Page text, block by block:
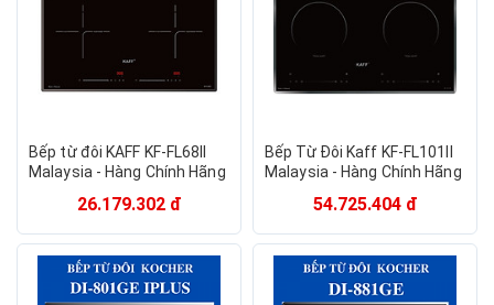
Bếp từ đôi KAFF KF-FL68II
Malaysia - Hàng Chính Hãng
26.179.302 đ
Bếp Từ Đôi Kaff KF-FL101II
Malaysia - Hàng Chính Hãng
54.725.404 đ